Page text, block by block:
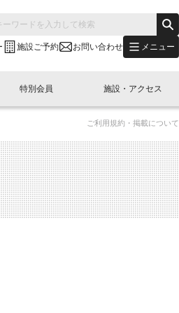
施設ご予約 お問い合わせ メニュー
別会員開催
展・参加
"LINK-BioBAY TOKYO"？
(News Letter)
コラム
ュース・事業紹介
ベント
LINK-J WEST
容
本橋エリアについて
特別会員
し込み
施設・アクセス
予約
ご利用規約・掲載について